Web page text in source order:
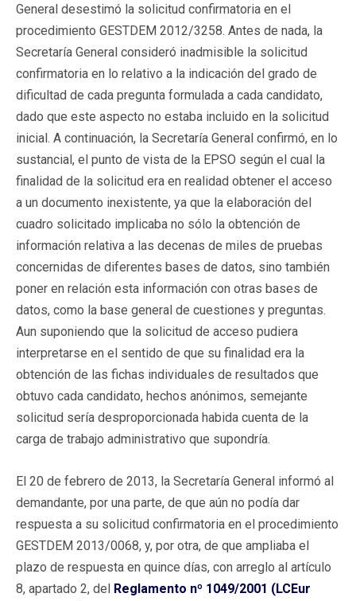
General desestimó la solicitud confirmatoria en el
procedimiento GESTDEM 2012/3258. Antes de nada, la
Secretaría General consideró inadmisible la solicitud
confirmatoria en lo relativo a la indicación del grado de
dificultad de cada pregunta formulada a cada candidato,
dado que este aspecto no estaba incluido en la solicitud
inicial. A continuación, la Secretaría General confirmó, en lo
sustancial, el punto de vista de la EPSO según el cual la
finalidad de la solicitud era en realidad obtener el acceso
a un documento inexistente, ya que la elaboración del
cuadro solicitado implicaba no sólo la obtención de
información relativa a las decenas de miles de pruebas
concernidas de diferentes bases de datos, sino también
poner en relación esta información con otras bases de
datos, como la base general de cuestiones y preguntas.
Aun suponiendo que la solicitud de acceso pudiera
interpretarse en el sentido de que su finalidad era la
obtención de las fichas individuales de resultados que
obtuvo cada candidato, hechos anónimos, semejante
solicitud sería desproporcionada habida cuenta de la
carga de trabajo administrativo que supondría.
El 20 de febrero de 2013, la Secretaría General informó al
demandante, por una parte, de que aún no podía dar
respuesta a su solicitud confirmatoria en el procedimiento
GESTDEM 2013/0068, y, por otra, de que ampliaba el
plazo de respuesta en quince días, con arreglo al artículo
8, apartado 2, del Reglamento nº 1049/2001 (LCEur